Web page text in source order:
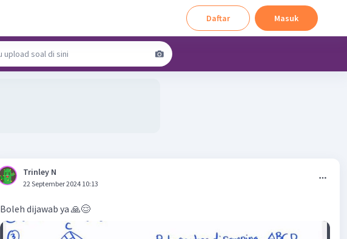
Daftar Masuk
Trinley N
22 September 2024 10:13
Boleh dijawab ya 🙏😌